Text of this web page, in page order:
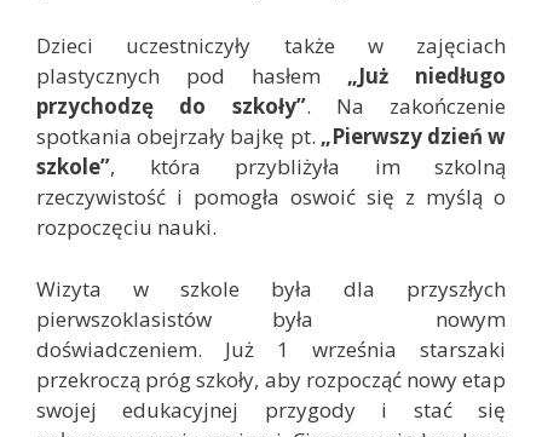
Dzieci uczestniczyły także w zajęciach
plastycznych pod hasłem „Już niedługo
przychodzę do szkoły”. Na zakończenie
spotkania obejrzały bajkę pt. „Pierwszy dzień w
szkole”, która przybliżyła im szkolną
rzeczywistość i pomogła oswoić się z myślą o
rozpoczęciu nauki.
Wizyta w szkole była dla przyszłych
pierwszoklasistów była nowym
doświadczeniem. Już 1 września starszaki
przekroczą próg szkoły, aby rozpocząć nowy etap
swojej edukacyjnej przygody i stać się